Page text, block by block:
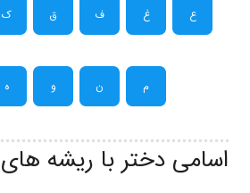
ع غ ف ق ک
م ن و ه
اسامی دختر با ریشه های